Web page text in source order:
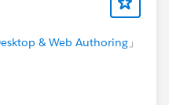
& Web Authoring 」